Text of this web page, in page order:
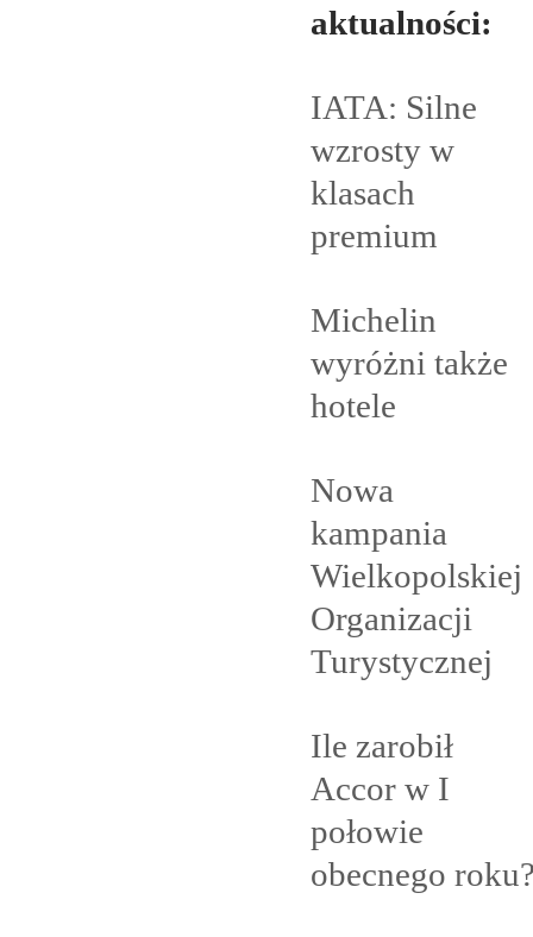
aktualności:
IATA: Silne
wzrosty w
klasach
premium
Michelin
wyróżni także
hotele
Nowa
kampania
Wielkopolskiej
Organizacji
Turystycznej
Ile zarobił
Accor w I
połowie
obecnego